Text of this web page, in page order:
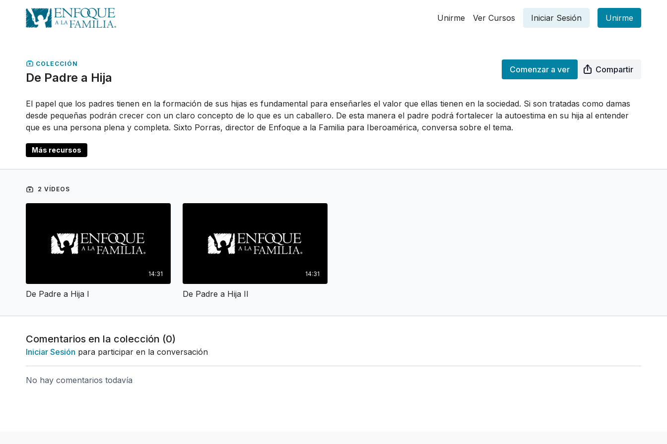
Unirme Ver Cursos Iniciar Sesión Unirme
COLECCIÓN
De Padre a Hija
Comenzar a ver Compartir
El papel que los padres tienen en la formación de sus hijas es fundamental para enseñarles el valor que ellas tienen en la sociedad. Si son tratadas como damas
desde pequeñas podrán crecer con un claro concepto de lo que es un caballero. De esta manera el padre podrá fortalecer la autoestima en su hija al entender
que es una persona plena y completa. Sixto Porras, director de Enfoque a la Familia para Iberoamérica, conversa sobre el tema.
Más recursos
2 VÍDEOS
14:31
De Padre a Hija I
14:31
De Padre a Hija II
Comentarios en la colección (0)
Iniciar Sesión para participar en la conversación
No hay comentarios todavía